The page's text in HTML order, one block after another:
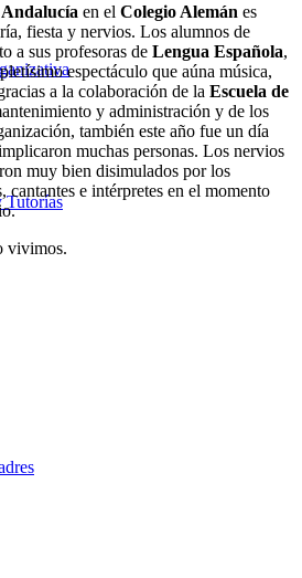
Tutorías
en el Colegio Alemán es
fiesta y nervios. Los alumnos de
a sus profesoras de Lengua Española,
espectáculo que aúna música,
a la colaboración de la Escuela de
y administración y de los
también este año fue un día
muchas personas. Los nervios
muy bien disimulados por los
cantantes e intérpretes en el momento
vivimos.